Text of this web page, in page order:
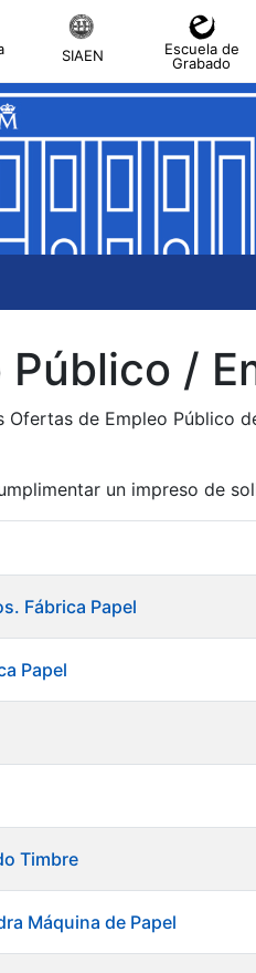
SIAEN
Escuela de
Grabado
/
de Empleo Público
un impreso de
Fábrica Papel
Papel
Timbre
Máquina de Papel